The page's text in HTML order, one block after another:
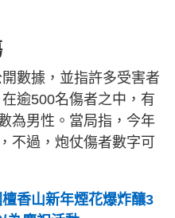
數據，並指許多受害者
逾500名傷者之中，有
為男性。當局指，今年
不過，炮仗傷者數字可
香山新年煙花爆炸釀3